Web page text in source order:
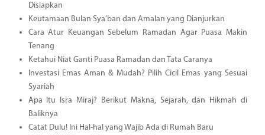
Disiapkan
Keutamaan Bulan Sya’ban dan Amalan yang Dianjurkan
Cara Atur Keuangan Sebelum Ramadan Agar Puasa Makin
Tenang
Ketahui Niat Ganti Puasa Ramadan dan Tata Caranya
Investasi Emas Aman & Mudah? Pilih Cicil Emas yang Sesuai
Syariah
Apa Itu Isra Miraj? Berikut Makna, Sejarah, dan Hikmah di
Baliknya
Catat Dulu! Ini Hal-hal yang Wajib Ada di Rumah Baru